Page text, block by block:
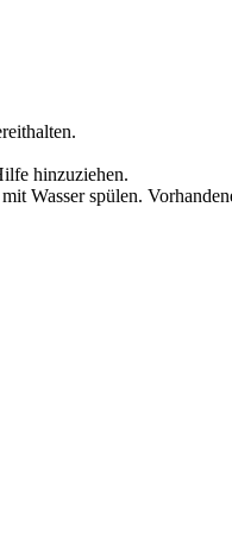
hinzuziehen.
Wasser spülen.